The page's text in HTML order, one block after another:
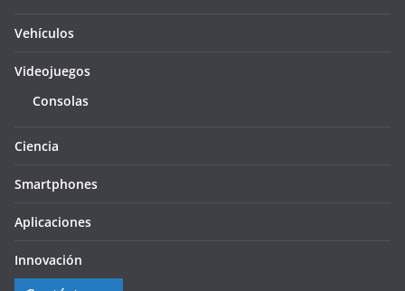
Vehículos
Videojuegos
Consolas
Ciencia
Smartphones
Aplicaciones
Innovación